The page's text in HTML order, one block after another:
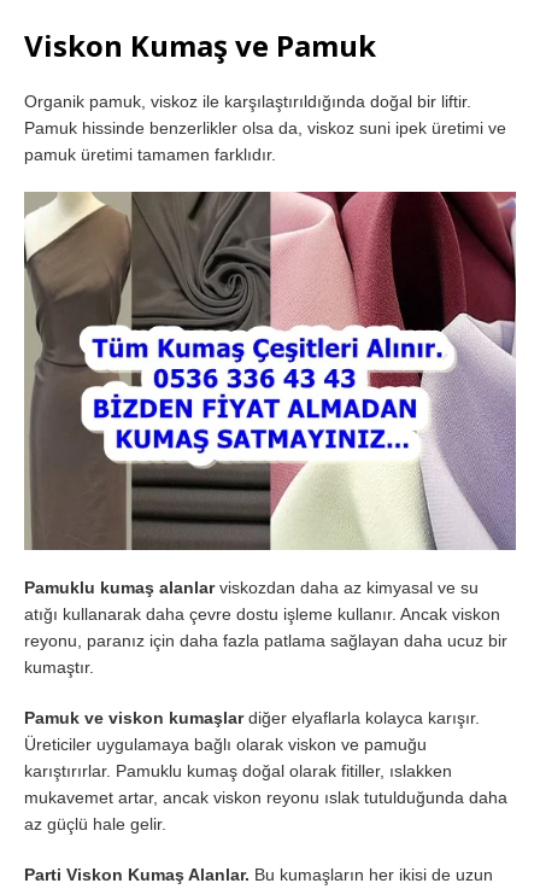
Viskon Kumaş ve Pamuk
Organik pamuk, viskoz ile karşılaştırıldığında doğal bir liftir.
Pamuk hissinde benzerlikler olsa da, viskoz suni ipek üretimi ve
pamuk üretimi tamamen farklıdır.
Pamuklu kumaş alanlarviskozdan daha az kimyasal ve su
atığı kullanarak daha çevre dostu işleme kullanır. Ancak viskon
reyonu, paranız için daha fazla patlama sağlayan daha ucuz bir
kumaştır.
Pamuk ve viskon kumaşlardiğer elyaflarla kolayca karışır.
Üreticiler uygulamaya bağlı olarak viskon ve pamuğu
karıştırırlar. Pamuklu kumaş doğal olarak fitiller, ıslakken
mukavemet artar, ancak viskon reyonu ıslak tutulduğunda daha
az güçlü hale gelir.
Parti Viskon Kumaş Alanlar. Bu kumaşların her ikisi de uzun